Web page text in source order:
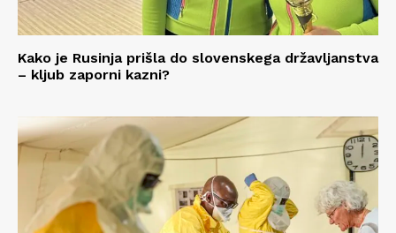
Kako je Rusinja prišla do slovenskega državljanstva
– kljub zaporni kazni?